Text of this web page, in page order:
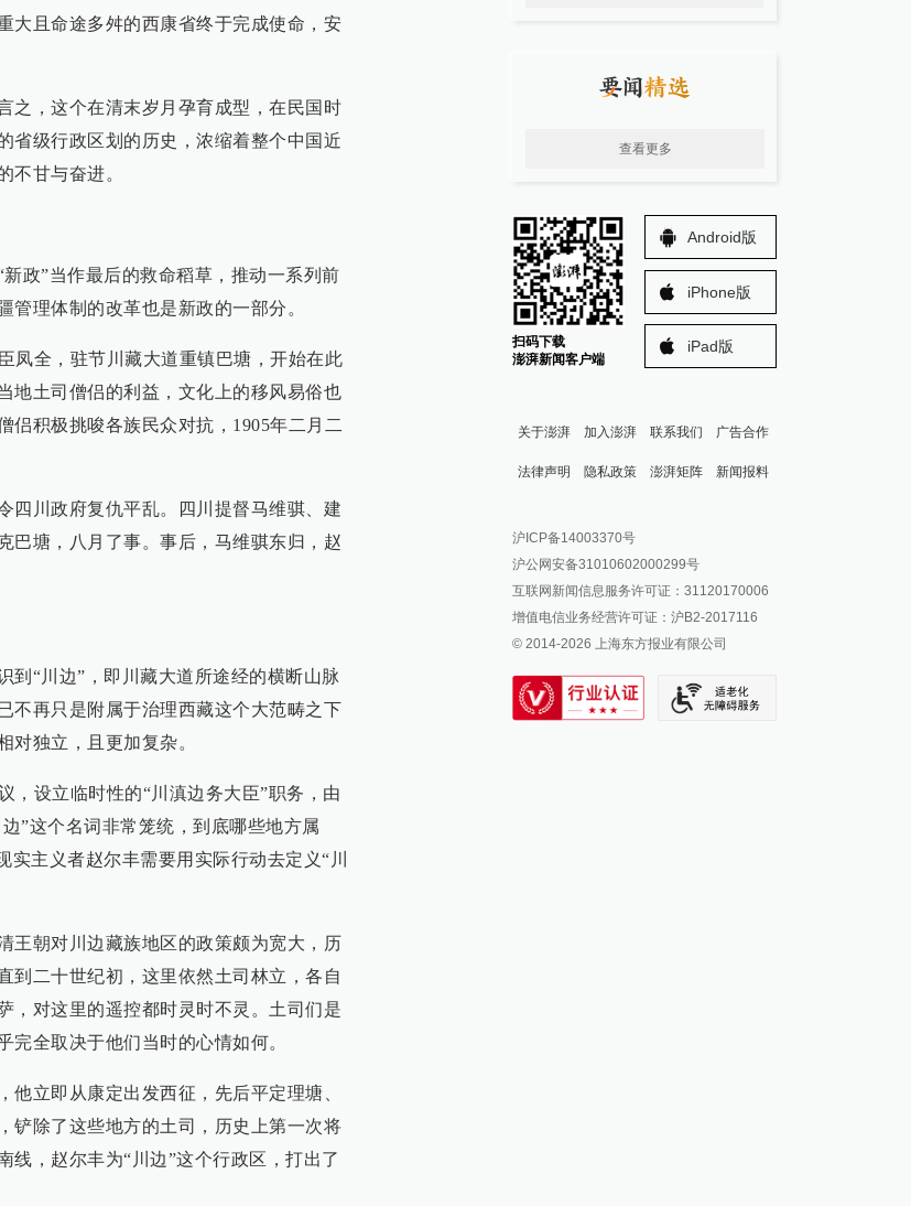
大且命途多舛的西康省终于完成使命，安
之，这个在清末岁月孕育成型，在民国时
省级行政区划的历史，浓缩着整个中国近
不甘与奋进。
政”当作最后的救命稻草，推动一系列前
管理体制的改革也是新政的一部分。
凤全，驻节川藏大道重镇巴塘，开始在此
地土司僧侣的利益，文化上的移风易俗也
侣积极挑唆各族民众对抗，1905年二月二
四川政府复仇平乱。四川提督马维骐、建
巴塘，八月了事。事后，马维骐东归，赵
到“川边”，即川藏大道所途经的横断山脉
不再只是附属于治理西藏这个大范畴之下
对独立，且更加复杂。
，设立临时性的“川滇边务大臣”职务，由
”这个名词非常笼统，到底哪些地方属
主义者赵尔丰需要用实际行动去定义“川
王朝对川边藏族地区的政策颇为宽大，历
到二十世纪初，这里依然土司林立，各自
，对这里的遥控都时灵时不灵。土司们是
全取决于他们当时的心情如何。
立即从康定出发西征，先后平定理塘、
铲除了这些地方的土司，历史上第一次将
线，赵尔丰为“川边”这个行政区，打出了
查看更多
扫码下载
澎湃新闻客户端
Android版
iPhone版
iPad版
关于澎湃 加入澎湃 联系我们 广告合作
法律声明 隐私政策 澎湃矩阵
澎湃新闻公众号
澎湃新闻抖音号
派生万物开放平台
IP SHANGHAI
SIXTH TONE
新闻报料
报料邮箱: news@thepaper.cn
沪ICP备14003370号
沪公网安备31010602000299号
互联网新闻信息服务许可证：31120170006
增值电信业务经营许可证：沪B2-2017116
© 2014-2026 上海东方报业有限公司